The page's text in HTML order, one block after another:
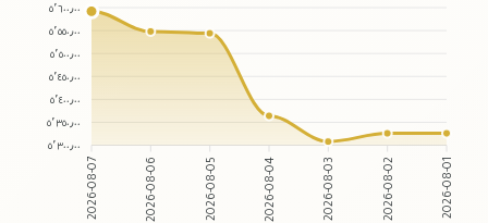
٥٬٦٠٠٫٠٠
٥٬٥٥٠٫٠٠
٥٬٥٠٠٫٠٠
٥٬٤٥٠٫٠٠
٥٬٤٠٠٫٠٠
٥٬٣٥٠٫٠٠
٥٬٣٠٠٫٠٠
2026-08-07 2026-08-06 2026-08-05 2026-08-04 2026-08-03 2026-08-02 2026-08-01